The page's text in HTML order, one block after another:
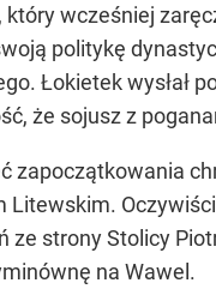
który wcześniej
politykę
Łokietek wysłał
że sojusz z
zapoczątkowania
ze strony Stolicy
na Wawel.